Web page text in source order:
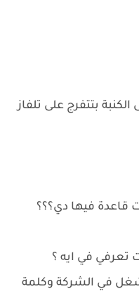
بتتفرج على تلفاز
قاعدة فيها دي؟؟؟
تعرفي في ايه ؟
في الشركة وكلمة